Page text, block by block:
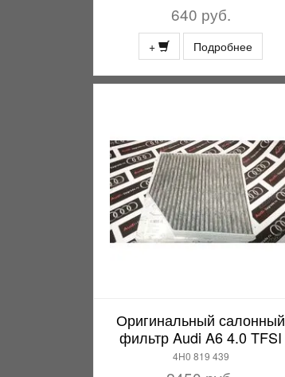
640 руб.
+ Подробнее
Оригинальный салонный
фильтр Audi A6 4.0 TFSI
4H0 819 439